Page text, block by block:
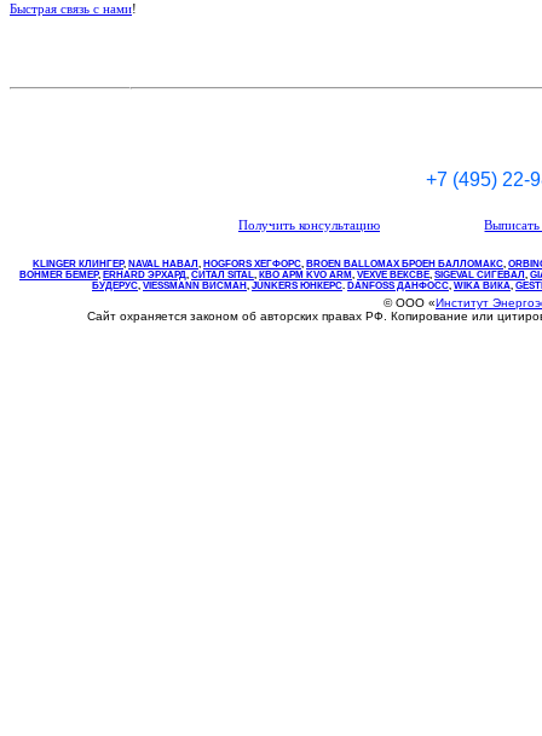
Быстрая связь с нами!
+7 (495) 22-
Получить консультацию
KLINGER КЛИНГЕР, NAVAL НАВАЛ , НOGFORS ХЕГФОРС, BROEN BALLOMAX БРОЕН БАЛЛОМАКС,
BOHMER БЕМЕР, ERHARD ЭРХАРД, СИТАЛ SITAL, КВО АРМ KVO ARM, VEXVE ВЕКСВЕ, SIGEVAL СИГЕВАЛ ,
БУДЕРУС, VIESSMANN ВИСМАН , JUNKERS ЮНКЕРС. DANFOSS ДАНФОСС, WIKA ВИКА,
© ООО «Институт
Сайт охраняется законом об авторских правах РФ. Копирование или